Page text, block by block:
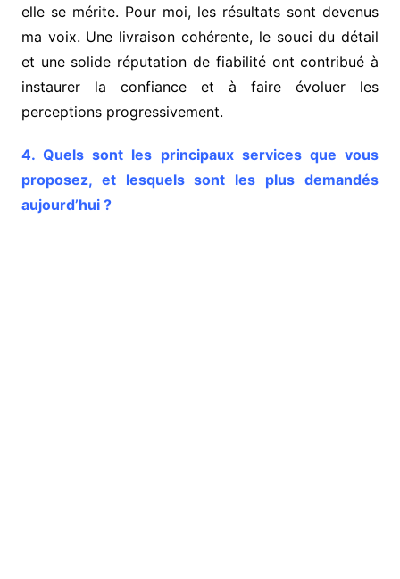
elle se mérite. Pour moi, les résultats sont devenus
ma voix. Une livraison cohérente, le souci du détail
et une solide réputation de fiabilité ont contribué à
instaurer la confiance et à faire évoluer les
perceptions progressivement.
4. Quels sont les principaux services que vous
proposez, et lesquels sont les plus demandés
aujourd’hui ?